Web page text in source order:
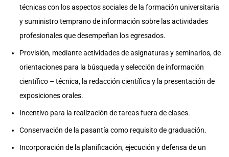
técnicas con los aspectos sociales de la formación universitaria
y suministro temprano de información sobre las actividades
profesionales que desempeñan los egresados.
Provisión, mediante actividades de asignaturas y seminarios, de
orientaciones para la búsqueda y selección de información
científico – técnica, la redacción científica y la presentación de
exposiciones orales.
Incentivo para la realización de tareas fuera de clases.
Conservación de la pasantía como requisito de graduación.
Incorporación de la planificación, ejecución y defensa de un